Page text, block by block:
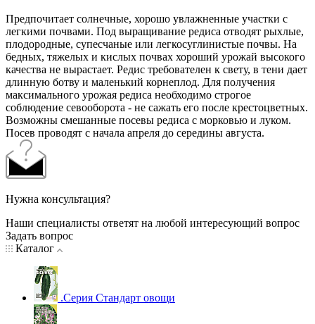
Предпочитает солнечные, хорошо увлажненные участки с
легкими почвами. Под выращивание редиса отводят рыхлые,
плодородные, супесчаные или легкосуглинистые почвы. На
бедных, тяжелых и кислых почвах хороший урожай высокого
качества не вырастает. Редис требователен к свету, в тени дает
длинную ботву и маленький корнеплод. Для получения
максимального урожая редиса необходимо строгое
соблюдение севооборота - не сажать его после крестоцветных.
Возможны смешанные посевы редиса с морковью и луком.
Посев проводят с начала апреля до середины августа.
Нужна консультация?
Наши специалисты ответят на любой интересующий вопрос
Задать вопрос
Каталог
.Серия Стандарт овощи